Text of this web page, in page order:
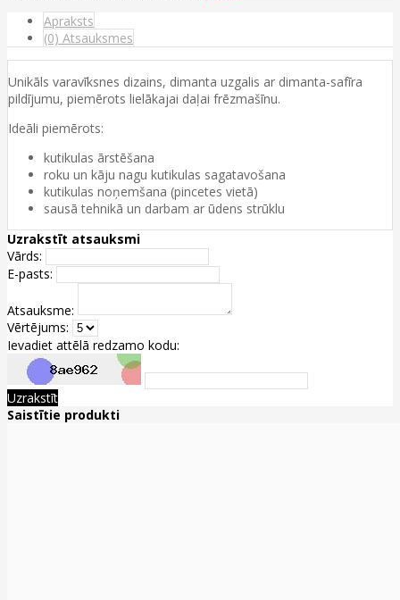
Apraksts
(0) Atsauksmes
Unikāls varavīksnes dizains, dimanta uzgalis ar dimanta-safīra
pildījumu, piemērots lielākajai daļai frēzmašīnu.
Ideāli piemērots:
kutikulas ārstēšana
roku un kāju nagu kutikulas sagatavošana
kutikulas noņemšana (pincetes vietā)
sausā tehnikā un darbam ar ūdens strūklu
Uzrakstīt atsauksmi
Vārds:
E-pasts:
Atsauksme:
Vērtējums:
Ievadiet attēlā redzamo kodu:
Uzrakstīt
Saistītie produkti